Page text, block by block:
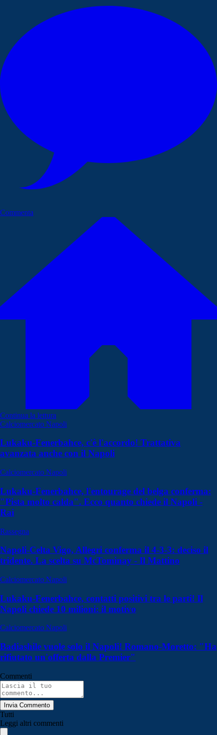
Commenta
Continua la lettura
Calciomercato Napoli
Lukaku-Fenerbahce, c'è l'accordo! Trattativa
avanzata anche con il Napoli
Calciomercato Napoli
Lukaku-Fenerbahce, l'entourage del belga conferma:
"Pista molto calda". Ecco quanto chiede il Napoli -
Rai
Rassegna
Napoli-Celta Vigo, Allegri conferma il 4-3-3: deciso il
tridente. La scelta su McTominay - Il Mattino
Calciomercato Napoli
Lukaku-Fenerbahce, contatti positivi tra le parti! Il
Napoli chiede 10 milioni: il motivo
Calciomercato Napoli
Badiashile vuole solo il Napoli! Romano-Moretto: "Ha
rifiutato un'offerta dalla Premier"
Commenti
Invia Commento
Tutti
Leggi altri commenti